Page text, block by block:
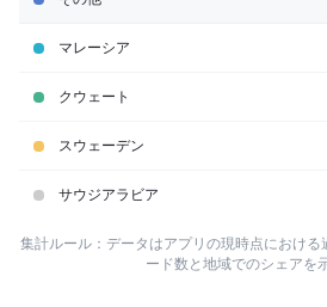
マレーシア
クウェート
スウェーデン
サウジアラビア
集計ルール：データはアプリの現時点における
ード数と地域でのシェアを